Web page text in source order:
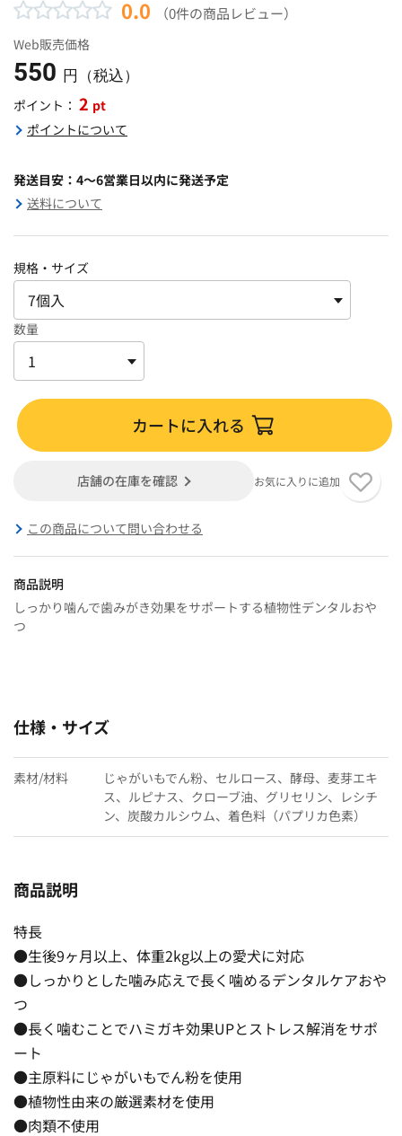
0.0 （0件の商品レビュー）
Web販売価格
550 円（税込）
ポイント： 2 pt
ポイントについて
発送目安：4～6営業日以内に発送予定
送料について
規格・サイズ
数量
カートに入れる
店舗の在庫を確認 お気に入りに追加
この商品について問い合わせる
商品説明
しっかり噛んで歯みがき効果をサポートする植物性デンタルおや
つ
仕様・サイズ
素材/材料
じゃがいもでん粉、セルロース、酵母、麦芽エキ
ス、ルピナス、クローブ油、グリセリン、レシチ
ン、炭酸カルシウム、着色料（パプリカ色素）
商品説明
特長
●生後9ヶ月以上、体重2kg以上の愛犬に対応
●しっかりとした噛み応えで長く噛めるデンタルケアおや
つ
●長く噛むことでハミガキ効果UPとストレス解消をサポ
ート
●主原料にじゃがいもでん粉を使用
●植物性由来の厳選素材を使用
●肉類不使用